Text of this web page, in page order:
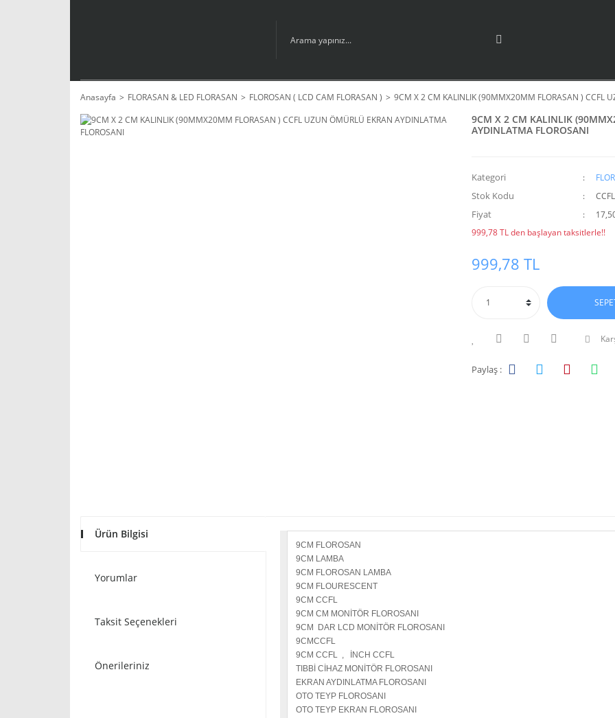
Anasayfa FLORASAN & LED FLORASAN FLOROSAN ( LCD CAM FLORASAN ) 9CM X 2 CM KALINLIK (90MMX20MM FLORASAN ) CCFL
9CM X 2 CM KALINLIK
AYDINLATMA FLOROSANI
Kategori
Stok Kodu
Fiyat
999,78 TL den başlayan taksitlerle!!
999,78 TL
Paylaş :
Ürün Bilgisi
Yorumlar
Taksit Seçenekleri
Önerileriniz
9CM FLOROSAN
9CM LAMBA
9CM FLOROSAN LAMBA
9CM FLOURESCENT
9CM CCFL
9CM CM MONİTÖR FLOROSANI
9CM DAR LCD MONİTÖR FLOROSANI
9CMCCFL
9CM CCFL , İNCH CCFL
TIBBİ CİHAZ MONİTÖR FLOROSANI
EKRAN AYDINLATMA FLOROSANI
OTO TEYP FLOROSANI
OTO TEYP EKRAN FLOROSANI